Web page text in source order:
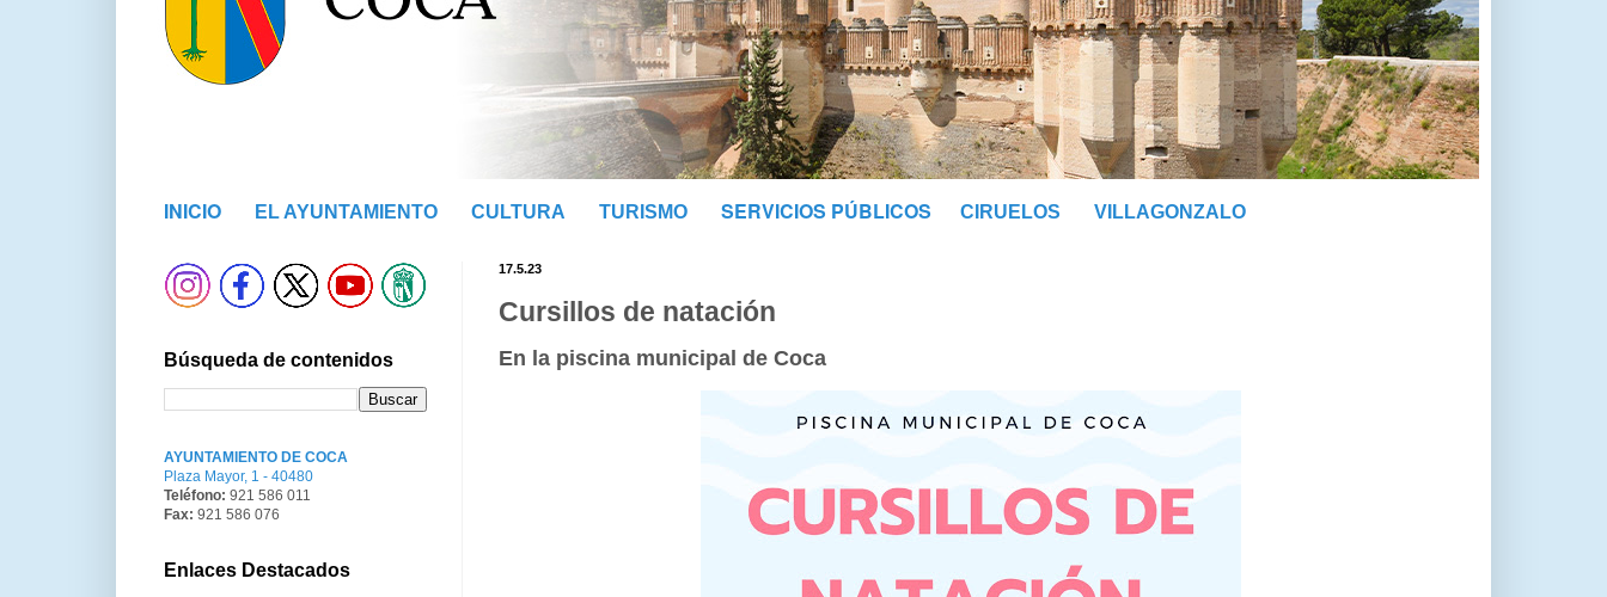
INICIO EL AYUNTAMIENTO CULTURA TURISMO SERVICIOS PÚBLICOS CIRUELOS VILLAGONZALO
17.5.23
Cursillos de natación
En la piscina municipal de Coca
Búsqueda de contenidos
AYUNTAMIENTO DE COCA
Plaza Mayor, 1 - 40480
Teléfono: 921 586 011
Fax: 921 586 076
Enlaces Destacados